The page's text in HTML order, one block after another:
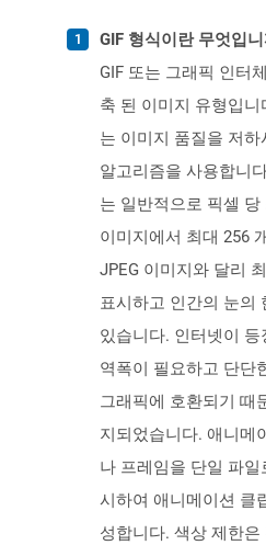
GIF 형식이란 무엇입
GIF 또는 그래픽 인터
축 된 이미지 유형입
는 이미지 품질을 저
알고리즘을 사용합니
는 일반적으로 픽셀
이미지에서 최대 256
JPEG 이미지와 달리
표시하고 인간의 눈의
있습니다. 인터넷이 등
역폭이 필요하고 단단
그래픽에 호환되기 때
지되었습니다. 애니메
나 프레임을 단일 파
시하여 애니메이션 클
성합니다. 색상 제한